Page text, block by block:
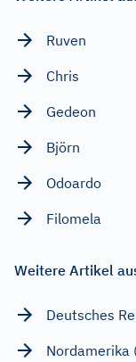
Ruven
Chris
Gedeon
Björn
Odoardo
Filomela
Weitere Artikel
Deutsches
Nordamerika